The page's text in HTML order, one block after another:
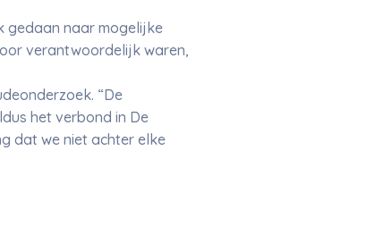
gedaan naar mogelijke
verantwoordelijk waren,
“De
het verbond in De
dat we niet achter elke